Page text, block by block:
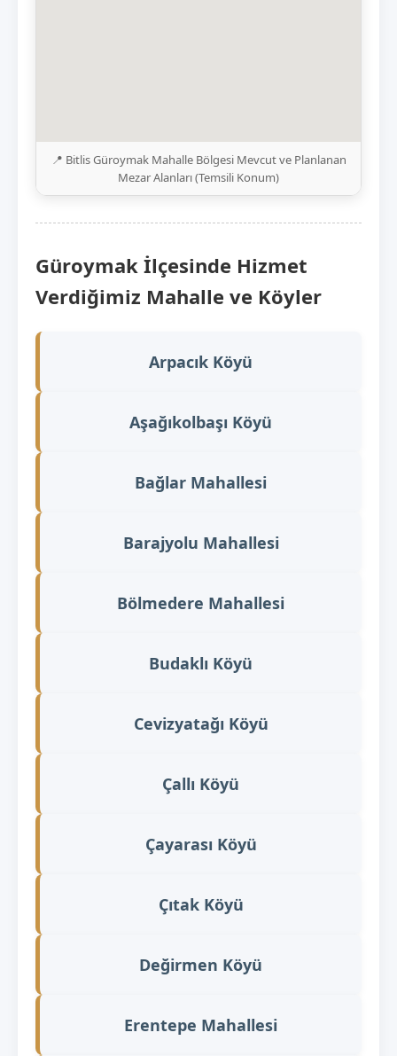
📍 Bitlis Güroymak Mahalle Bölgesi Mevcut ve Planlanan
Mezar Alanları (Temsili Konum)
Güroymak İlçesinde Hizmet
Verdiğimiz Mahalle ve Köyler
Arpacık Köyü
Aşağıkolbaşı Köyü
Bağlar Mahallesi
Barajyolu Mahallesi
Bölmedere Mahallesi
Budaklı Köyü
Cevizyatağı Köyü
Çallı Köyü
Çayarası Köyü
Çıtak Köyü
Değirmen Köyü
Erentepe Mahallesi